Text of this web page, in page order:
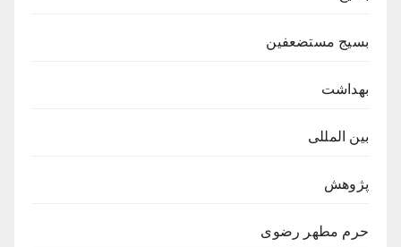
بسیج مستضعفین
بهداشت
بین المللی
پژوهش
حرم مطهر رضوی